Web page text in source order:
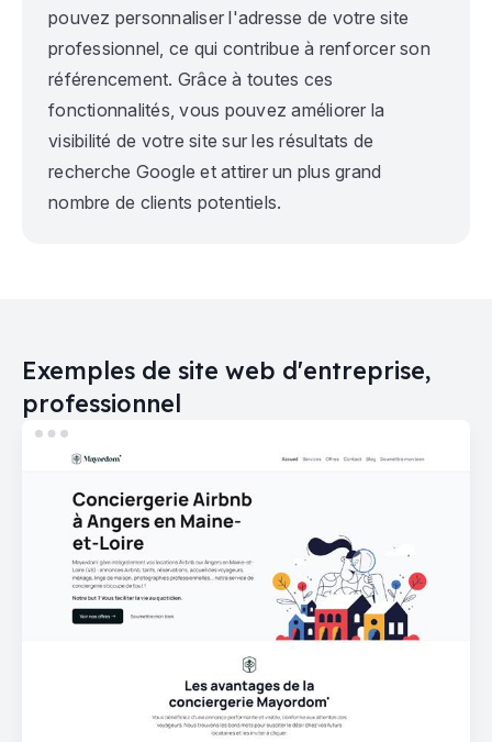
pouvez personnaliser l'adresse de votre site
professionnel, ce qui contribue à renforcer son
référencement. Grâce à toutes ces
fonctionnalités, vous pouvez améliorer la
visibilité de votre site sur les résultats de
recherche Google et attirer un plus grand
nombre de clients potentiels.
Exemples de site web d'entreprise,
professionnel